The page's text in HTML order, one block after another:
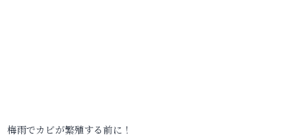
梅雨でカビが繁殖する前に！